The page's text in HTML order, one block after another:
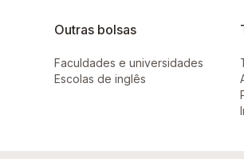
Outras bolsas
Faculdades e universidades
Escolas de inglês